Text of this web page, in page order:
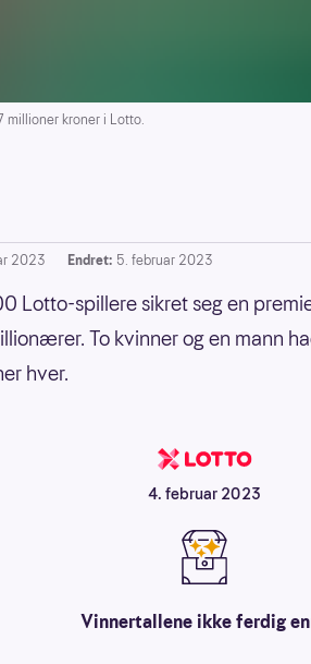
millioner kroner i Lotto.
2023 Endret: 5. februar 2023
Lotto-spillere sikret seg en
To kvinner og en mann
hver.
4. februar 2023
Vinnertallene ikke ferdig